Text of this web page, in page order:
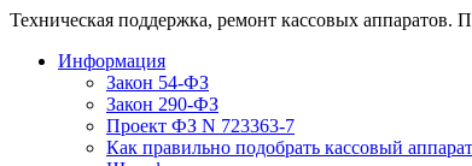
Техническая поддержка, ремонт кассовых аппаратов.
Информация
Закон 54-ФЗ
Закон 290-ФЗ
Проект ФЗ N 723363-7
Как правильно подобрать кассовый аппарат